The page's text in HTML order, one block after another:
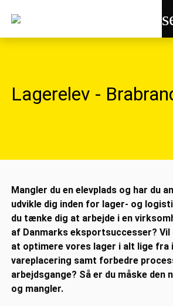
Lagerelev -
Mangler du en elevplads og har du
udvikle dig inden for lager- og
du tænke dig at arbejde i en
af Danmarks eksportsuccesser?
at optimere vores lager i alt lige fra
vareplacering samt forbedre
arbejdsgange? Så er du måske den
og mangler.